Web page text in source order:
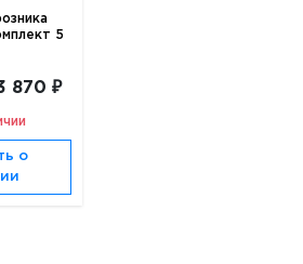
5
870 ₽
о